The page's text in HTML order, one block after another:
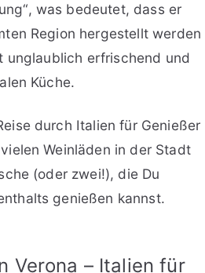
was bedeutet, dass er
Region hergestellt werden
unglaublich erfrischend und
Küche.
durch Italien für Genießer
Weinläden in der Stadt
(oder zwei!), die Du
genießen kannst.
Verona – Italien für